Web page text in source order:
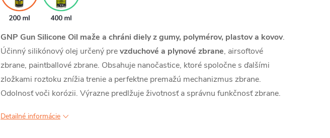
GNP Gun Silicone Oil maže a chráni diely z gumy, polymérov, plastov a kovov.
Účinný silikónový olej určený prevzduchové a plynové zbrane, airsoftové
zbrane, paintballové zbrane. Obsahuje nanočastice, ktoré spoločne s ďalšími
zložkami roztoku znížia trenie a perfektne premažú mechanizmus zbrane.
Odolnosť voči korózii. Výrazne predlžuje životnosťa správnu funkčnosť zbrane.
Detailné informácie